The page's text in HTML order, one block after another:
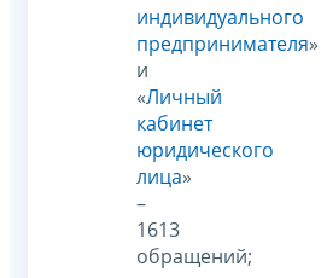
индивидуального
предпринимателя»
и
«Личный
кабинет
юридического
лица»
–
1613
обращений;